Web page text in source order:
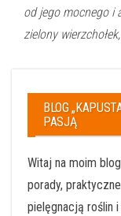
od jego mocnego i
zielony
BLOG
PASJĄ
Witaj na moim
porady,
pielęgnacją roślin